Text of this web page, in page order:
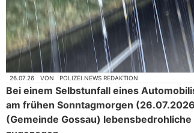
26.07.26 VON POLIZEI.NEWS REDAKTION
Bei einem Selbstunfall eines
am frühen Sonntagmorgen
(Gemeinde Gossau)